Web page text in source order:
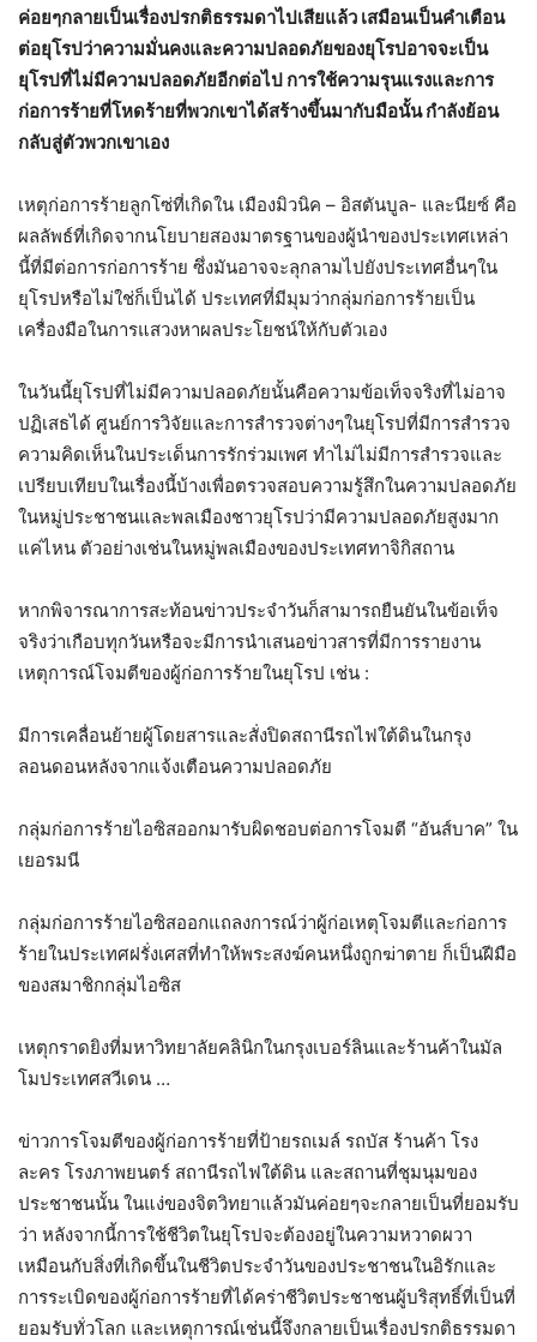
ค่อยๆกลายเป็นเรื่องปรกติธรรมดาไปเสียแล้ว เสมือนเป็นคำเตือน
ต่อยุโรปว่าความมั่นคงและความปลอดภัยของยุโรปอาจจะเป็น
ยุโรปที่ไม่มีความปลอดภัยอีกต่อไป การใช้ความรุนแรงและการ
ก่อการร้ายที่โหดร้ายที่พวกเขาได้สร้างขึ้นมากับมือนั้น กำลังย้อน
กลับสู่ตัวพวกเขาเอง
เหตุก่อการร้ายลูกโซ่ที่เกิดใน เมืองมิวนิค – อิสตันบูล- และนียซ์ คือ
ผลลัพธ์ที่เกิดจากนโยบายสองมาตรฐานของผู้นำของประเทศเหล่า
นี้ที่มีต่อการก่อการร้าย ซึ่งมันอาจจะลุกลามไปยังประเทศอื่นๆใน
ยุโรปหรือไม่ใช่ก็เป็นได้ ประเทศที่มีมุมว่ากลุ่มก่อการร้ายเป็น
เครื่องมือในการแสวงหาผลประโยชน์ให้กับตัวเอง
ในวันนี้ยุโรปที่ไม่มีความปลอดภัยนั้นคือความข้อเท็จจริงที่ไม่อาจ
ปฏิเสธได้ ศูนย์การวิจัยและการสำรวจต่างๆในยุโรปที่มีการสำรวจ
ความคิดเห็นในประเด็นการรักร่วมเพศ ทำไม่ไม่มีการสำรวจและ
เปรียบเทียบในเรื่องนี้บ้างเพื่อตรวจสอบความรู้สึกในความปลอดภัย
ในหมู่ประชาชนและพลเมืองชาวยุโรปว่ามีความปลอดภัยสูงมาก
แค่ไหน ตัวอย่างเช่นในหมู่พลเมืองของประเทศทาจิกิสถาน
หากพิจารณาการสะท้อนข่าวประจำวันก็สามารถยืนยันในข้อเท็จ
จริงว่าเกือบทุกวันหรือจะมีการนำเสนอข่าวสารที่มีการรายงาน
เหตุการณ์โจมตีของผู้ก่อการร้ายในยุโรป เช่น :
มีการเคลื่อนย้ายผู้โดยสารและสั่งปิดสถานีรถไฟใต้ดินในกรุง
ลอนดอนหลังจากแจ้งเตือนความปลอดภัย
กลุ่มก่อการร้ายไอซิสออกมารับผิดชอบต่อการโจมตี “อันส์บาค” ใน
เยอรมนี
กลุ่มก่อการร้ายไอซิสออกแถลงการณ์ว่าผู้ก่อเหตุโจมตีและก่อการ
ร้ายในประเทศฝรั่งเศสที่ทำให้พระสงฆ์คนหนึ่งถูกฆ่าตาย ก็เป็นฝีมือ
ของสมาชิกกลุ่มไอซิส
เหตุกราดยิงที่มหาวิทยาลัยคลินิกในกรุงเบอร์ลินและร้านค้าในมัล
โมประเทศสวีเดน …
ข่าวการโจมตีของผู้ก่อการร้ายที่ป้ายรถเมล์ รถบัส ร้านค้า โรง
ละคร โรงภาพยนตร์ สถานีรถไฟใต้ดิน และสถานที่ชุมนุมของ
ประชาชนนั้น ในแง่ของจิตวิทยาแล้วมันค่อยๆจะกลายเป็นที่ยอมรับ
ว่า หลังจากนี้การใช้ชีวิตในยุโรปจะต้องอยู่ในความหวาดผวา
เหมือนกับสิ่งที่เกิดขึ้นในชีวิตประจำวันของประชาชนในอิรักและ
การระเบิดของผู้ก่อการร้ายที่ได้คร่าชีวิตประชาชนผู้บริสุทธิ์ที่เป็นที่
ยอมรับทั่วโลก และเหตุการณ์เช่นนี้จึงกลายเป็นเรื่องปรกติธรรมดา